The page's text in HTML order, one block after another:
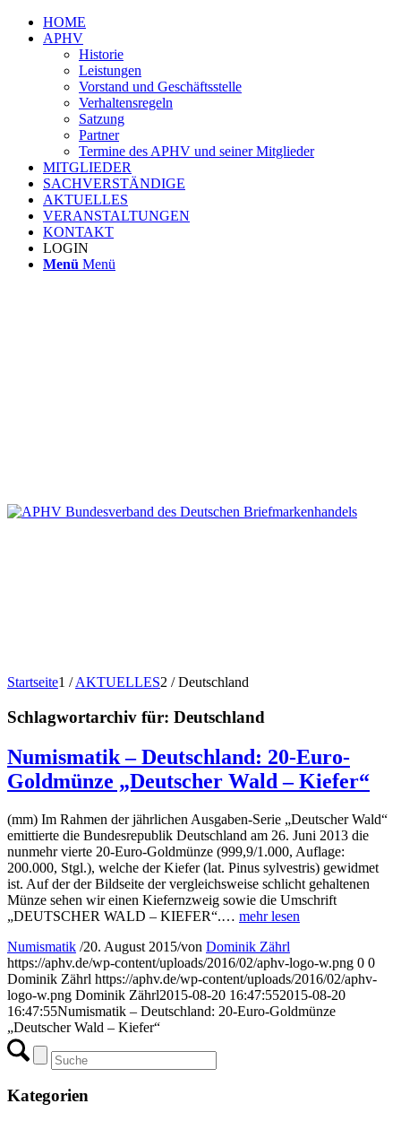
HOME
APHV
Historie
Leistungen
Vorstand und Geschäftsstelle
Verhaltensregeln
Satzung
Partner
Termine des APHV und seiner Mitglieder
MITGLIEDER
SACHVERSTÄNDIGE
AKTUELLES
VERANSTALTUNGEN
KONTAKT
LOGIN
Menü Menü
Startseite1 / AKTUELLES2 / Deutschland
Schlagwortarchiv für: Deutschland
Numismatik – Deutschland: 20-Euro-
Goldmünze „Deutscher Wald – Kiefer“
(mm) Im Rahmen der jährlichen Ausgaben-Serie „Deutscher Wald“
emittierte die Bundesrepublik Deutschland am 26. Juni 2013 die
nunmehr vierte 20-Euro-Goldmünze (999,9/1.000, Auflage:
200.000, Stgl.), welche der Kiefer (lat. Pinus sylvestris) gewidmet
ist. Auf der der Bildseite der vergleichsweise schlicht gehaltenen
Münze sehen wir einen Kiefernzweig sowie die Umschrift
„DEUTSCHER WALD – KIEFER“.… mehr lesen
Numismatik /20. August 2015/von Dominik Zährl
https://aphv.de/wp-content/uploads/2016/02/aphv-logo-w.png 0 0
Dominik Zährl https://aphv.de/wp-content/uploads/2016/02/aphv-
logo-w.png Dominik Zährl2015-08-20 16:47:552015-08-20
16:47:55Numismatik – Deutschland: 20-Euro-Goldmünze
„Deutscher Wald – Kiefer“
Kategorien